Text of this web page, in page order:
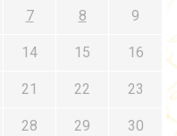
7 8 9
14 15 16
21 22 23
28 29 30